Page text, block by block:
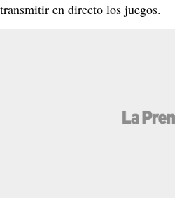
transmitir en directo los juegos.